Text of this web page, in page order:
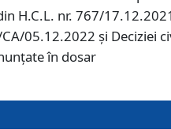
H.C.L. nr. 767/
05.12.2022 și Deciziei
în dosar